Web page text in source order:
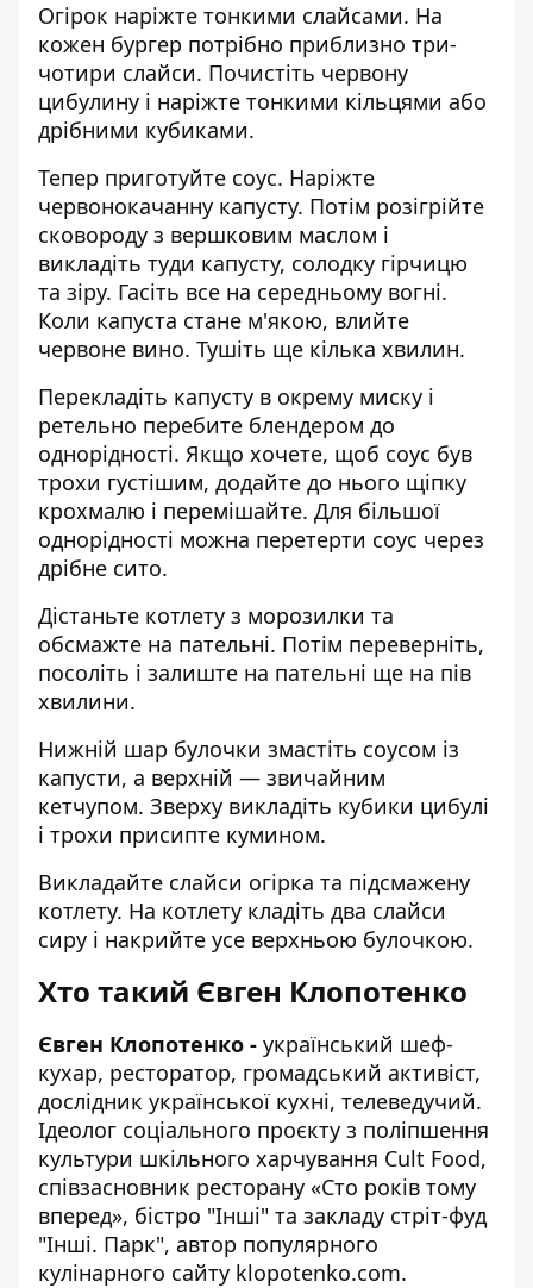
Огірок наріжте тонкими слайсами. На
кожен бургер потрібно приблизно три-
чотири слайси. Почистіть червону
цибулину і наріжте тонкими кільцями або
дрібними кубиками.
Тепер приготуйте соус. Наріжте
червонокачанну капусту. Потім розігрійте
сковороду з вершковим маслом і
викладіть туди капусту, солодку гірчицю
та зіру. Гасіть все на середньому вогні.
Коли капуста стане м'якою, влийте
червоне вино. Тушіть ще кілька хвилин.
Перекладіть капусту в окрему миску і
ретельно перебите блендером до
однорідності. Якщо хочете, щоб соус був
трохи густішим, додайте до нього щіпку
крохмалю і перемішайте. Для більшої
однорідності можна перетерти соус через
дрібне сито.
Дістаньте котлету з морозилки та
обсмажте на пательні. Потім переверніть,
посоліть і залиште на пательні ще на пів
хвилини.
Нижній шар булочки змастіть соусом із
капусти, а верхній — звичайним
кетчупом. Зверху викладіть кубики цибулі
і трохи присипте кумином.
Викладайте слайси огірка та підсмажену
котлету. На котлету кладіть два слайси
сиру і накрийте усе верхньою булочкою.
Хто такий Євген Клопотенко
Євген Клопотенко - український шеф-
кухар, ресторатор, громадський активіст,
дослідник української кухні, телеведучий.
Ідеолог соціального проєкту з поліпшення
культури шкільного харчування Cult Food,
співзасновник ресторану «Сто років тому
вперед», бістро "Інші" та закладу стріт-фуд
"Інші. Парк", автор популярного
кулінарного сайту klopotenko.com.